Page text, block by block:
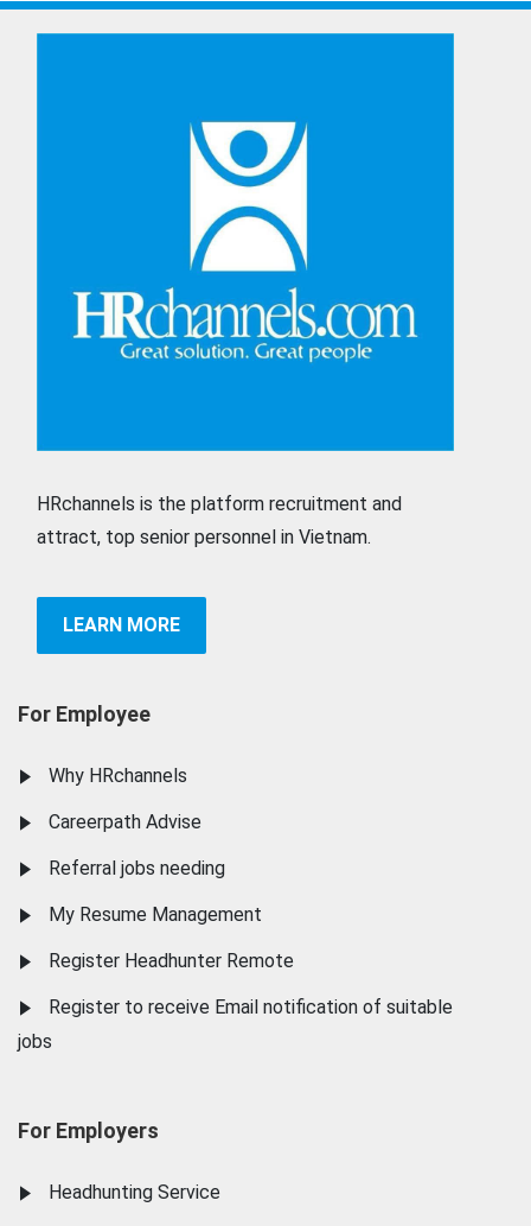
HRchannels is the platform recruitment and
attract, top senior personnel in Vietnam.
LEARN MORE
For Employee
Why HRchannels
Careerpath Advise
Referral jobs needing
My Resume Management
Register Headhunter Remote
Register to receive Email notification of suitable
jobs
For Employers
Headhunting Service